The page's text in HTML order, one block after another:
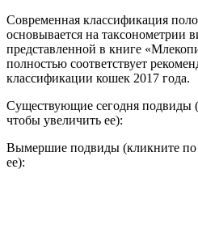
Современная классификация
основывается на таксонометрии
представленной в книге
полностью соответствует
классификации кошек 2017 года.
Существующие сегодня подвиды
чтобы увеличить ее):
Вымершие подвиды (кликните по
ее):